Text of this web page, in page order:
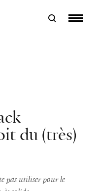
du (très)
pas utiliser pour le